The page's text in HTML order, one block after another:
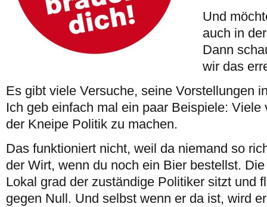
Und
auch in
Dann
wir das
Es gibt viele Versuche, seine Vorstellungen
Ich geb einfach mal ein paar Beispiele: Viele
der Kneipe Politik zu machen.
Das funktioniert nicht, weil da niemand so
der Wirt, wenn du noch ein Bier bestellst.
Lokal grad der zuständige Politiker sitzt und
gegen Null. Und selbst wenn er da ist, wird